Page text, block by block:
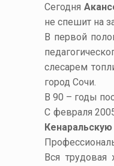
Сегодня
не спешит на
В первой
слесарем
город Сочи.
В 90 – годы
С февраля
Кенаральскую
Вся